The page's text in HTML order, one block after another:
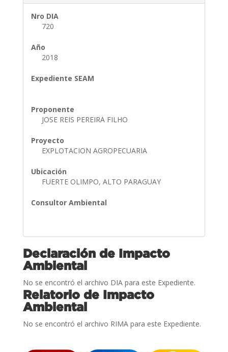
Nro DIA
720
Año
2018
Expediente SEAM
Proponente
JOSE REIS PEREIRA FILHO
Proyecto
EXPLOTACION AGROPECUARIA
Ubicación
FUERTE OLIMPO, ALTO PARAGUAY
Consultor Ambiental
Declaración de Impacto
Ambiental
No se encontró el archivo DIA para este Expediente.
Relatorio de Impacto
Ambiental
No se encontró el archivo RIMA para este Expediente.